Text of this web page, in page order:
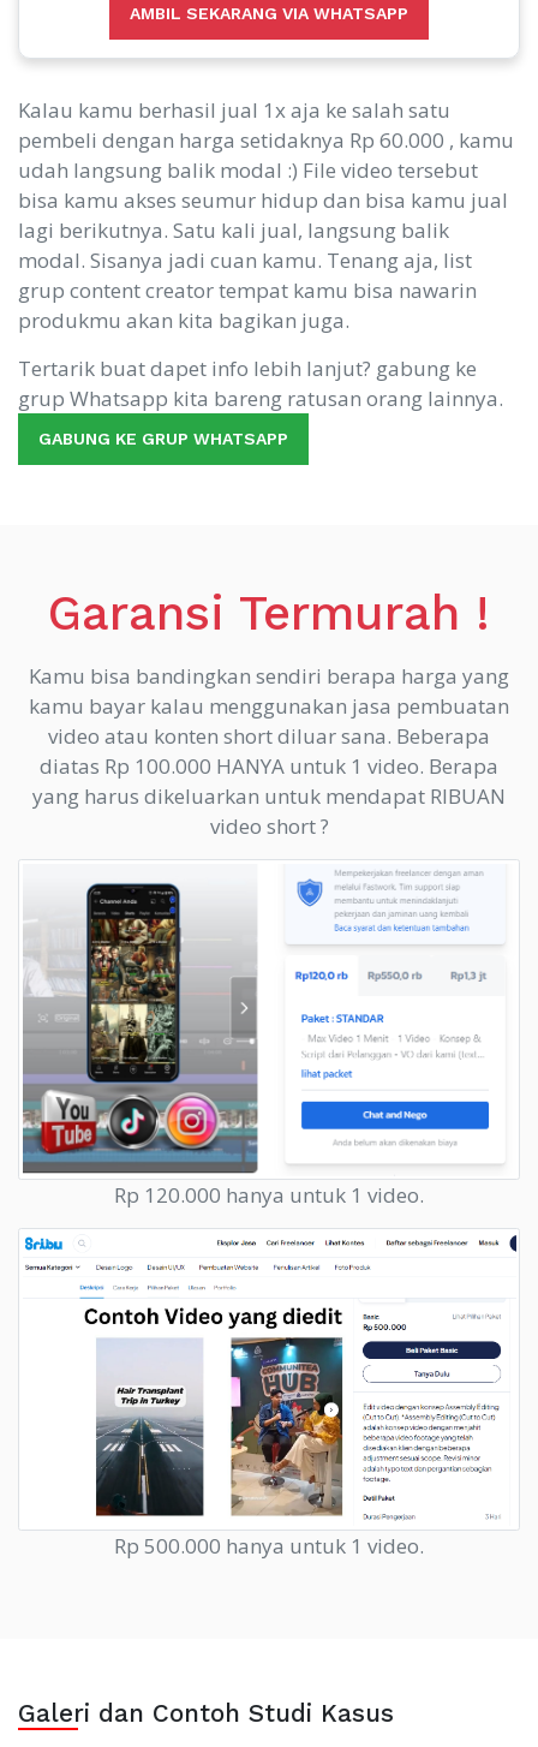
AMBIL SEKARANG VIA WHATSAPP
Kalau kamu berhasil jual 1x aja ke salah satu
pembeli dengan harga setidaknya Rp 60.000 , kamu
udah langsung balik modal :) File video tersebut
bisa kamu akses seumur hidup dan bisa kamu jual
lagi berikutnya. Satu kali jual, langsung balik
modal. Sisanya jadi cuan kamu. Tenang aja, list
grup content creator tempat kamu bisa nawarin
produkmu akan kita bagikan juga.
Tertarik buat dapet info lebih lanjut? gabung ke
grup Whatsapp kita bareng ratusan orang lainnya.
GABUNG KE GRUP WHATSAPP
Garansi Termurah !
Kamu bisa bandingkan sendiri berapa harga yang
kamu bayar kalau menggunakan jasa pembuatan
video atau konten short diluar sana. Beberapa
diatas Rp 100.000 HANYA untuk 1 video. Berapa
yang harus dikeluarkan untuk mendapat RIBUAN
video short ?
Rp 120.000 hanya untuk 1 video.
Rp 500.000 hanya untuk 1 video.
Galeri dan Contoh Studi Kasus